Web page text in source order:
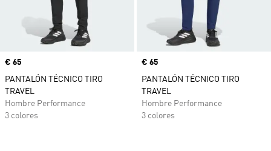
Precio
€ 65
PANTALÓN TÉCNICO TIRO
TRAVEL
Hombre Performance
3 colores
Precio
€ 65
PANTALÓN TÉCNICO TIRO
TRAVEL
Hombre Performance
3 colores